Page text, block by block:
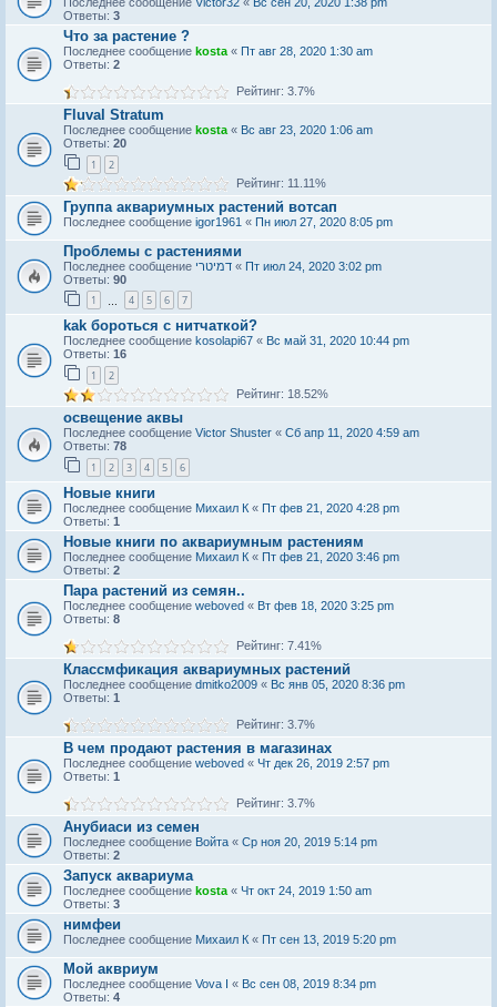
Ответы: 3
Что за растение ?
Последнее сообщение kosta « Пт авг 28, 2020 1:30 am
Ответы: 2
Рейтинг: 3.7%
Fluval Stratum
Последнее сообщение kosta « Вс авг 23, 2020 1:06 am
Ответы: 20
1 2
Рейтинг: 11.11%
Группа аквариумных растений вотсап
Последнее сообщение igor1961 « Пн июл 27, 2020 8:05 pm
Проблемы с растениями
Последнее сообщение דמיטרי « Пт июл 24, 2020 3:02 pm
Ответы: 90
1 4 5 6 7
kak бороться с нитчаткой?
Последнее сообщение kosolapi67 « Вс май 31, 2020 10:44 pm
Ответы: 16
1 2
Рейтинг: 18.52%
освещение аквы
Последнее сообщение Victor Shuster « Сб апр 11, 2020 4:59 am
Ответы: 78
1 2 3 4 5 6
Новые книги
Последнее сообщение Михаил К « Пт фев 21, 2020 4:28 pm
Ответы: 1
Новые книги по аквариумным растениям
Последнее сообщение Михаил К « Пт фев 21, 2020 3:46 pm
Ответы: 2
Пара растений из семян..
Последнее сообщение weboved « Вт фев 18, 2020 3:25 pm
Ответы: 8
Рейтинг: 7.41%
Классмфикация аквариумных растений
Последнее сообщение dmitko2009 « Вс янв 05, 2020 8:36 pm
Ответы: 1
Рейтинг: 3.7%
В чем продают растения в магазинах
Последнее сообщение weboved « Чт дек 26, 2019 2:57 pm
Ответы: 1
Рейтинг: 3.7%
Анубиаси из семен
Последнее сообщение Войта « Ср ноя 20, 2019 5:14 pm
Ответы: 2
Запуск аквариума
Последнее сообщение kosta « Чт окт 24, 2019 1:50 am
Ответы: 3
нимфеи
Последнее сообщение Михаил К « Пт сен 13, 2019 5:20 pm
Мой аквриум
Последнее сообщение Vova I « Вс сен 08, 2019 8:34 pm
Ответы: 4